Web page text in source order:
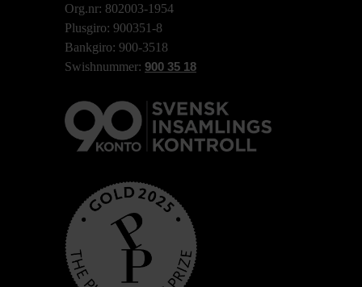
Org.nr: 802003-1954
Plusgiro: 900351-8
Bankgiro: 900-3518
Swishnummer: 900 35 18